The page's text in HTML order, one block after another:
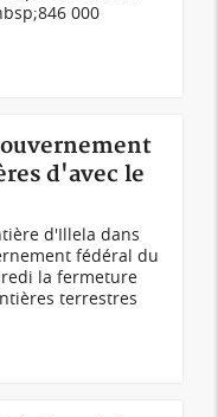
000
d'avec le
d'Illela dans
fédéral du
la fermeture
terrestres